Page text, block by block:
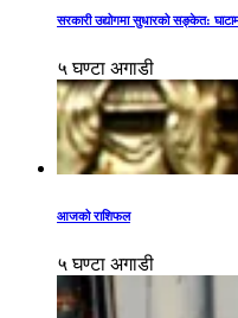
सरकारी उद्योगमा सुधारको सङ्केत:
५ घण्टा अगाडी
आजको राशिफल
५ घण्टा अगाडी